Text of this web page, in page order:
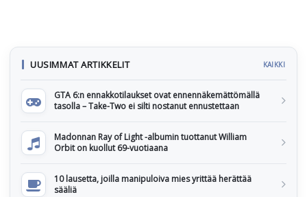
UUSIMMAT ARTIKKELIT KAIKKI
GTA 6:n ennakkotilaukset ovat ennennäkemättömällä
tasolla – Take-Two ei silti nostanut ennustettaan
Madonnan Ray of Light -albumin tuottanut William
Orbit on kuollut 69-vuotiaana
10 lausetta, joilla manipuloiva mies yrittää herättää
sääliä